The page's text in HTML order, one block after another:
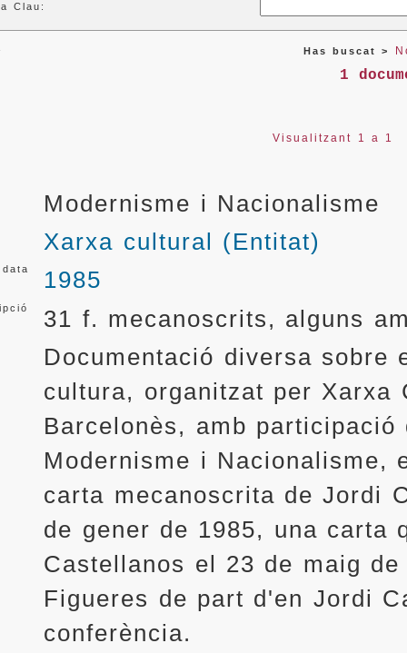
Clau:
Has buscat >
1
Visualitzant 1 a 1
Modernisme i Nacionalisme
Xarxa cultural (Entitat)
1985
31 f. mecanoscrits, alguns
Documentació diversa
cultura, organitzat per Xarxa
Barcelonès, amb
Modernisme i Nacionalisme,
carta mecanoscrita de Jordi
de gener de 1985, una carta
Castellanos el 23 de maig
Figueres de part d'en Jordi
conferència.